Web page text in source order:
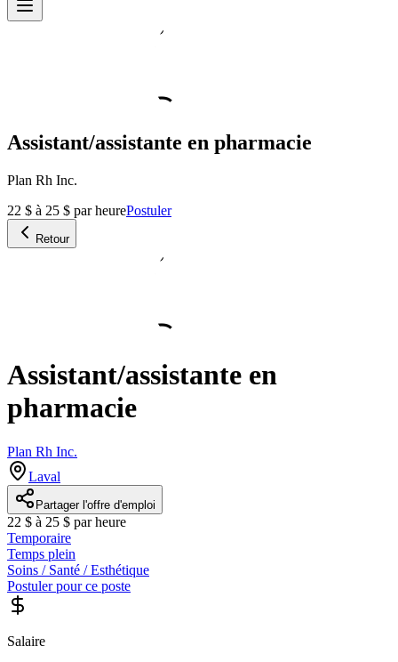
Assistant/assistante en pharmacie
Plan Rh Inc.
22 $ à 25 $ par heurePostuler
Retour
Assistant/assistante en
pharmacie
Plan Rh Inc.
Laval
Partager l'offre d'emploi
22 $ à 25 $ par heure
Temporaire
Temps plein
Soins / Santé / Esthétique
Postuler pour ce poste
Salaire